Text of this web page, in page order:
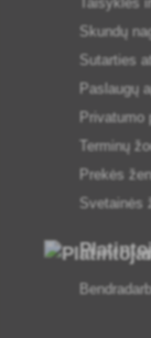
Skundų
Sutarties
Paslaugų
Privatumo
Terminų
Prekės
Svetainės